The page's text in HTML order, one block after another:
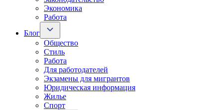
Экономика
Работа
Блог
Общество
Стиль
Работа
Для работодателей
Экзамены для мигрантов
Юридическая информация
Жилье
Спорт